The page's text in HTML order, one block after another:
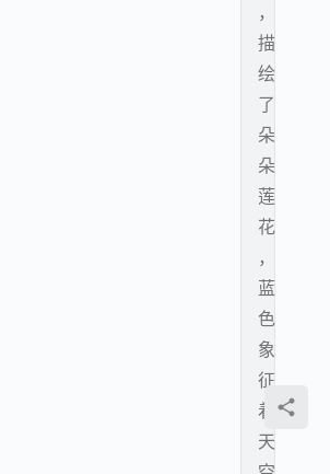
，
描
绘
了
朵
朵
莲
花
，
蓝
色
象
征
着
天